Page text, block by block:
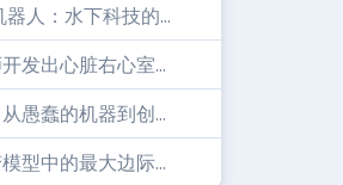
人：水下科技的...
发出心脏右心室...
愚蠢的机器到创...
型中的最大边际...